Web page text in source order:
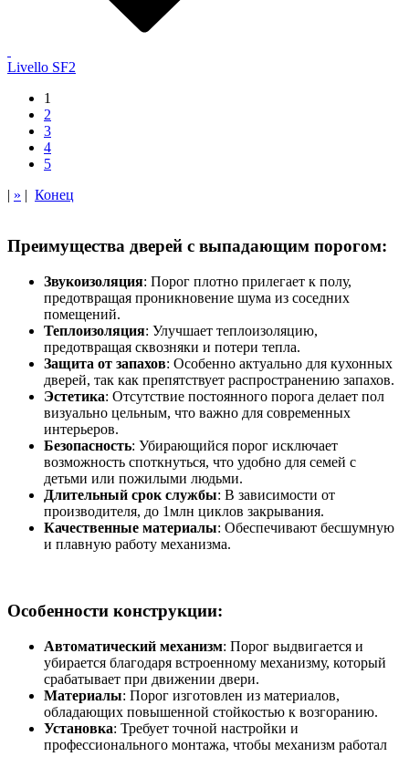
Livello SF2
1
2
3
4
5
| » | Конец
Преимущества дверей с выпадающим порогом:
Звукоизоляция: Порог плотно прилегает к полу,
предотвращая проникновение шума из соседних
помещений.
Теплоизоляция: Улучшает теплоизоляцию,
предотвращая сквозняки и потери тепла.
Защита от запахов: Особенно актуально для кухонных
дверей, так как препятствует распространению запахов.
Эстетика: Отсутствие постоянного порога делает пол
визуально цельным, что важно для современных
интерьеров.
Безопасность: Убирающийся порог исключает
возможность споткнуться, что удобно для семей с
детьми или пожилыми людьми.
Длительный срок службы: В зависимости от
производителя, до 1млн циклов закрывания.
Качественные материалы: Обеспечивают бесшумную
и плавную работу механизма.
Особенности конструкции:
Автоматический механизм: Порог выдвигается и
убирается благодаря встроенному механизму, который
срабатывает при движении двери.
Материалы: Порог изготовлен из материалов,
обладающих повышенной стойкостью к возгоранию.
Установка: Требует точной настройки и
профессионального монтажа, чтобы механизм работал